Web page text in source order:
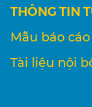
THÔNG TIN
Mẫu báo
Tài liệu nội